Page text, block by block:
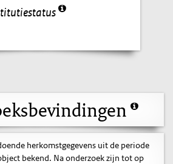
herkomstgegevens uit de periode
bekend. Na onderzoek zijn tot op